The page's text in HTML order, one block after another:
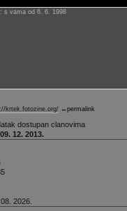
s vama od 6. 6. 1998
krtek.fotozine.org/ ←permalink
dostupan clanovima
12. 2013.
2026.